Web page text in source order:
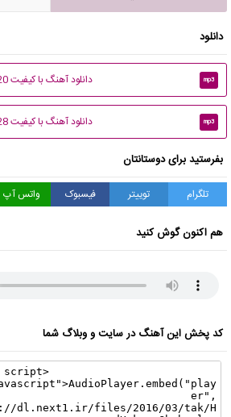
دانلود
mp3 دانلود آهنگ با کیفیت 320
mp3 دانلود آهنگ با کیفیت 128
بفرستید برای دوستانتان
تلگرام توییتر فیسبوک واتس آپ
هم اکنون گوش کنید
کد پخش این آهنگ در سایت و وبلاگ شما